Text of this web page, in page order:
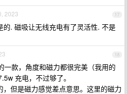
17
2023
的. 磁吸让无线充电有了灵活性. 不是
18
一款，角度和磁力都很完美（我用的
充电，不过够了。
但是磁力感觉差点意思。这里的磁力